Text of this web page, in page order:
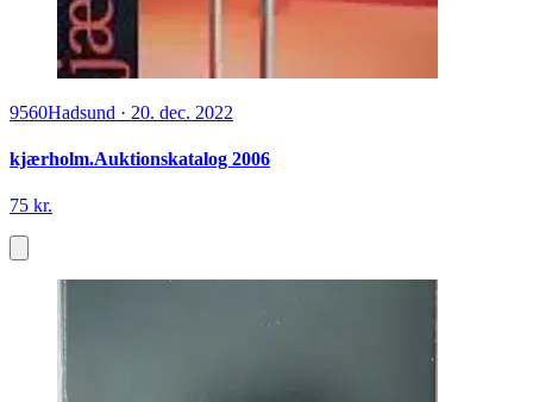
9560Hadsund · 20. dec. 2022
kjærholm.Auktionskatalog 2006
75 kr.